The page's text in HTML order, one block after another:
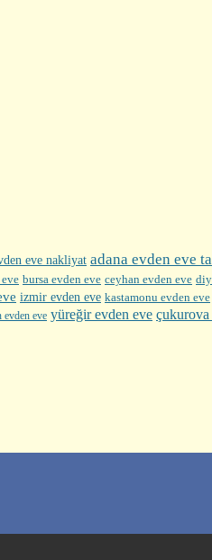
eve nakliyat adana evden eve
bursa evden eve ceyhan evden eve
izmir evden eve kastamonu evden eve
evden eve yüreğir evden eve çukurova